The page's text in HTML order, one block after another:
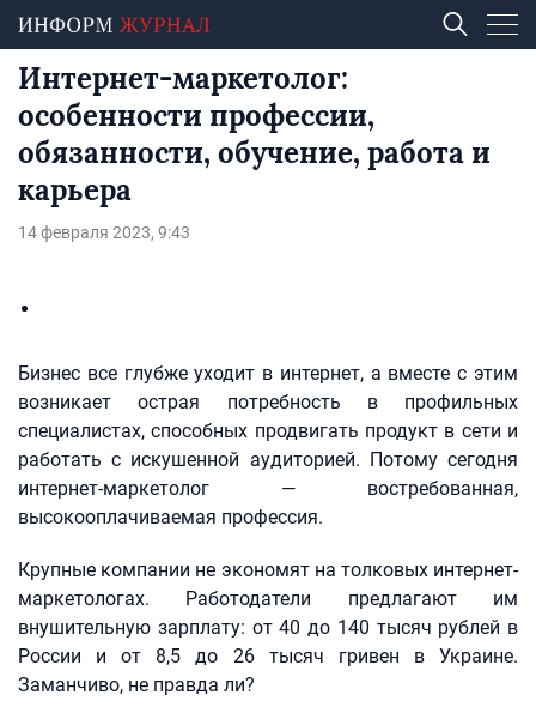
Интернет-маркетолог:
особенности профессии,
обязанности, обучение, работа и
карьера
14 февраля 2023, 9:43
Бизнес все глубже уходит в интернет, а вместе с этим
возникает острая потребность в профильных
специалистах, способных продвигать продукт в сети и
работать с искушенной аудиторией. Потому сегодня
интернет-маркетолог — востребованная,
высокооплачиваемая профессия.
Крупные компании не экономят на толковых интернет-
маркетологах. Работодатели предлагают им
внушительную зарплату: от 40 до 140 тысяч рублей в
России и от 8,5 до 26 тысяч гривен в Украине.
Заманчиво, не правда ли?